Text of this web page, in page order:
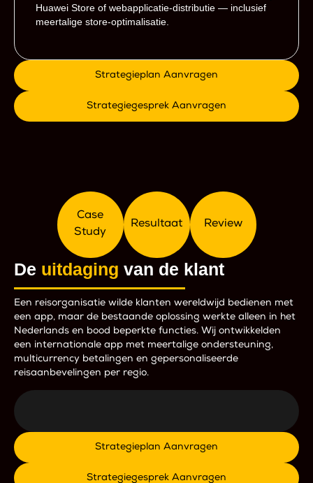
Huawei Store of webapplicatie-distributie — inclusief
meertalige store-optimalisatie.
Strategieplan Aanvragen
Strategiegesprek Aanvragen
Case
Study
Resultaat Review
De uitdaging van de klant
Een reisorganisatie wilde klanten wereldwijd bedienen met
een app, maar de bestaande oplossing werkte alleen in het
Nederlands en bood beperkte functies. Wij ontwikkelden
een internationale app met meertalige ondersteuning,
multicurrency betalingen en gepersonaliseerde
reisaanbevelingen per regio.
Strategieplan Aanvragen
Strategiegesprek Aanvragen